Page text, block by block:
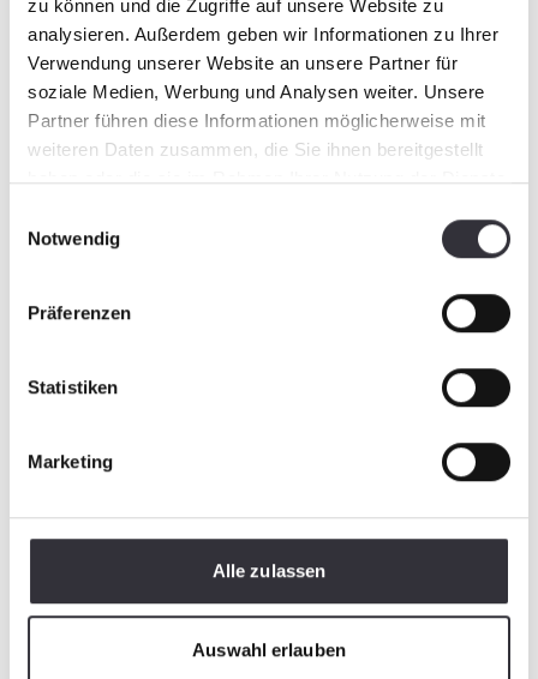
zu können und die Zugriffe auf unsere Website zu
analysieren. Außerdem geben wir Informationen zu Ihrer
Verwendung unserer Website an unsere Partner für
soziale Medien, Werbung und Analysen weiter. Unsere
Partner führen diese Informationen möglicherweise mit
weiteren Daten zusammen, die Sie ihnen bereitgestellt
haben oder die sie im Rahmen Ihrer Nutzung der Dienste
Notwendig
Präferenzen
Statistiken
Marketing
Alle zulassen
Auswahl erlauben
following numbers if you have any queries:+49
(0) 73 92 9 00-131 bis 9 00-134
To the webshop
the BeachTech and Cherrington